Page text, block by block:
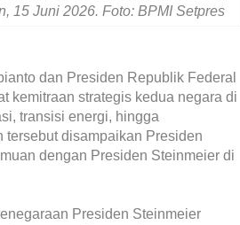
15 Juni 2026. Foto: BPMI Setpres
dan Presiden Republik Federal
kemitraan strategis kedua negara di
transisi energi, hingga
tersebut disampaikan Presiden
dengan Presiden Steinmeier di
Presiden Steinmeier